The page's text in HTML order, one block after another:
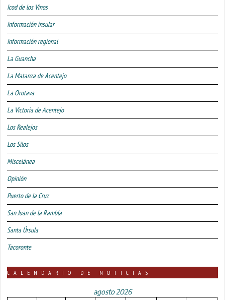
Icod de los Vinos
Información insular
Información regional
La Guancha
La Matanza de Acentejo
La Orotava
La Victoria de Acentejo
Los Realejos
Los Silos
Miscelánea
Opinión
Puerto de la Cruz
San Juan de la Rambla
Santa Úrsula
Tacoronte
CALENDARIO DE NOTICIAS
agosto 2026